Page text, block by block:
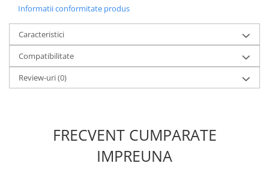
Xiaomi
ZTE
Mufa incarcare
Allview
Asus
Placi de baza
Informatii conformitate produs
Caracteristici
Compatibilitate
Review-uri(0)
FRECVENT CUMPARATE
IMPREUNA